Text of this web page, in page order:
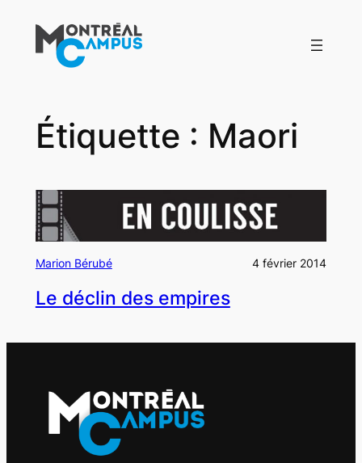
contenu
Étiquette : Maori
Marion Bérubé 4 février 2014
Le déclin des empires